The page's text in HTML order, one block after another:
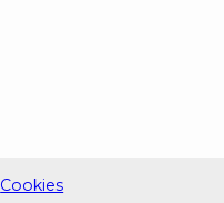
Cookies